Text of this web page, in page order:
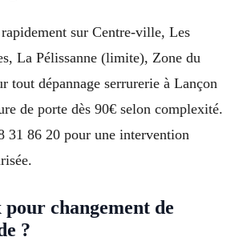
sur Centre-ville, Les
La Pélissanne (limite), Zone du
tout dépannage serrurerie à Lançon
de porte dès 90€ selon complexité.
31 86 20 pour une intervention
changement de
?